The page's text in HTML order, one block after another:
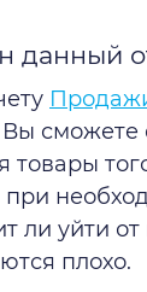
данный
Вы сможете
товары
ли уйти
плохо.